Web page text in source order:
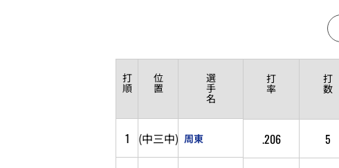
打
順
位
置
選
手
名
打
率
打
数
1 (中三中) 周東 .206 5